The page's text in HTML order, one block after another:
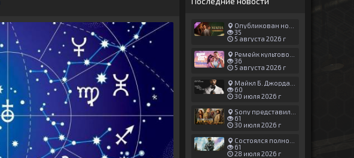
Опубликован новый геймплей Man of Honor для Mafia: The Old Country
35
5 августа 2026 г
Ремейк культовой японской игры задержали ради выхода GTA 6
36
5 августа 2026 г
Майкл Б. Джордан сыграл главную роль в новой «Афере Томаса Крауна»
60
30 июля 2026 г
Sony представила трейлер новой части «Джуманджи»
61
30 июля 2026 г
Состоялся полноценный релиз Halo: Campaign Evolved
61
28 июля 2026 г